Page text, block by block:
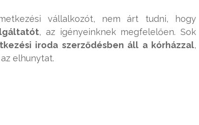
vállalkozót, nem árt tudni, hogy
, az igényeinknek megfelelően. Sok
iroda szerződésben áll a kórházzal,
elhunytat.